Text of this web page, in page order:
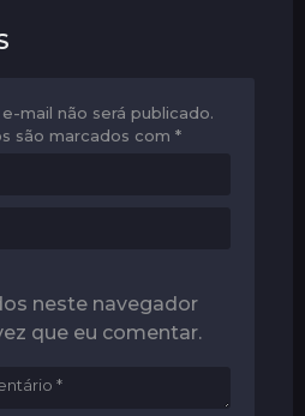
mail não será publicado.
são marcados com *
neste navegador
que eu comentar.